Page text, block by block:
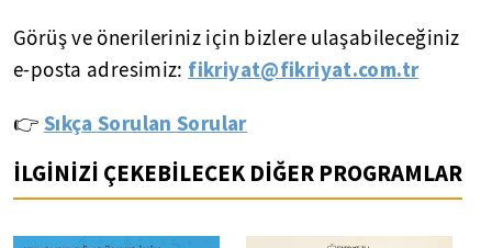
Görüş ve önerileriniz için bizlere ulaşabileceğiniz
e-posta adresimiz: fikriyat@fikriyat.com.tr
👉 Sıkça Sorulan Sorular
İLGİNİZİ ÇEKEBİLECEK DİĞER PROGRAMLAR